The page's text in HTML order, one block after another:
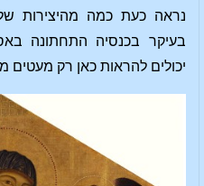
נראה כעת כמה מהיצירות
בעיקר בכנסיה התחתונה
יכולים להראות כאן רק מעטים